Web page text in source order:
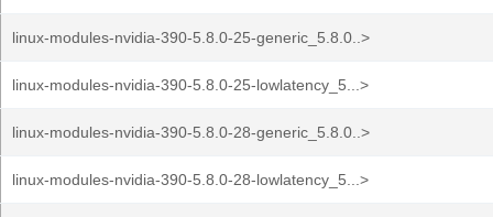
linux-modules-nvidia-390-5.8.0-25-generic_5.8.0..>
linux-modules-nvidia-390-5.8.0-25-lowlatency_5...>
linux-modules-nvidia-390-5.8.0-28-generic_5.8.0..>
linux-modules-nvidia-390-5.8.0-28-lowlatency_5...>